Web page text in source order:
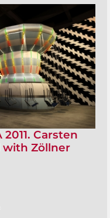
2011. Carsten
with Zöllner